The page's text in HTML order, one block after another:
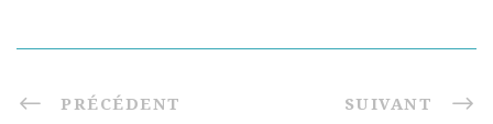
PRÉCÉDENT SUIVANT